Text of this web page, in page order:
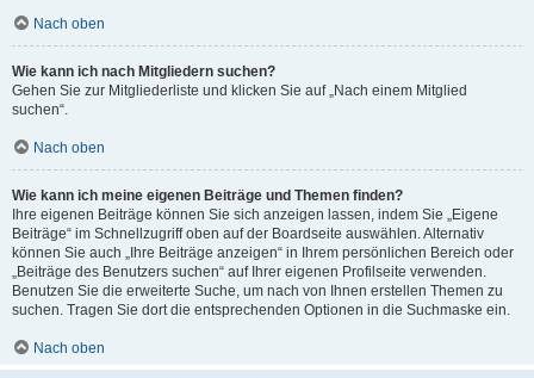
Nach oben
Wie kann ich nach Mitgliedern suchen?
Gehen Sie zur Mitgliederliste und klicken Sie auf „Nach einem Mitglied
suchen“.
Nach oben
Wie kann ich meine eigenen Beiträge und Themen finden?
Ihre eigenen Beiträge können Sie sich anzeigen lassen, indem Sie „Eigene
Beiträge“ im Schnellzugriff oben auf der Boardseite auswählen. Alternativ
können Sie auch „Ihre Beiträge anzeigen“ in Ihrem persönlichen Bereich oder
„Beiträge des Benutzers suchen“ auf Ihrer eigenen Profilseite verwenden.
Benutzen Sie die erweiterte Suche, um nach von Ihnen erstellen Themen zu
suchen. Tragen Sie dort die entsprechenden Optionen in die Suchmaske ein.
Nach oben